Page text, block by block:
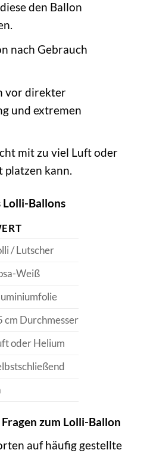
den Ballon
nach Gebrauch
vor direkter
und extremen
mit zu viel Luft oder
platzen kann.
Lolli-Ballons
/ Lutscher
Weiß
cm Durchmesser
oder Helium
zum Lolli-Ballon
auf häufig gestellte